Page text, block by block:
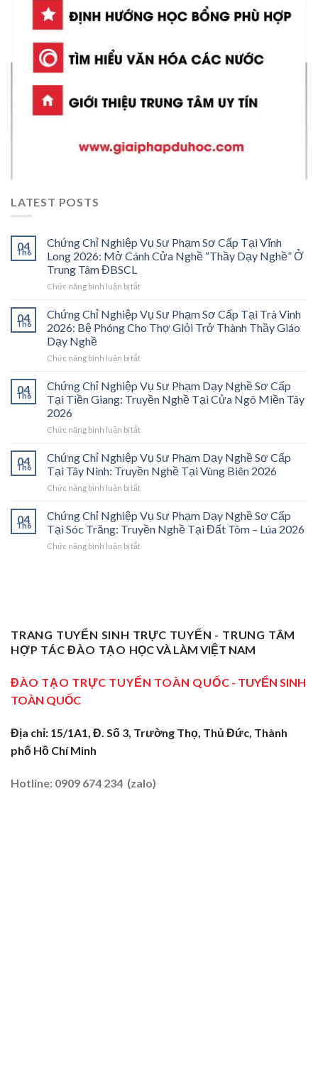
LATEST POSTS
04
Th6
Chứng Chỉ Nghiệp Vụ Sư Phạm Sơ Cấp Tại Vĩnh
Long 2026: Mở Cánh Cửa Nghề “Thầy Dạy Nghề” Ở
Trung Tâm ĐBSCL
Chức năng bình luận bị tắtở
Chỉ
Nghiệp
Vụ
Phạm
Cấp
Tại
Vĩnh
2026:
Cánh
Cửa
“Thầy
Nghề”
Ở
Tâm
04
Th6
Chứng Chỉ Nghiệp Vụ Sư Phạm Sơ Cấp Tại Trà Vinh
2026: Bệ Phóng Cho Thợ Giỏi Trở Thành Thầy Giáo
Dạy Nghề
Chức năng bình luận bị tắtở
Chỉ
Nghiệp
Vụ
Phạm
Cấp
Tại
Trà
Vinh
Bệ
Phóng
Cho
Thợ
Nghề
04
Th6
Chứng Chỉ Nghiệp Vụ Sư Phạm Dạy Nghề Sơ Cấp
Tại Tiền Giang: Truyền Nghề Tại Cửa Ngõ Miền Tây
2026
Chức năng bình luận bị tắtở
Chỉ
Nghiệp
Vụ
Sư
Dạy
Nghề
Sơ
Cấp
Cửa
Ngõ
Miền
2026
04
Th6
Chứng Chỉ Nghiệp Vụ Sư Phạm Dạy Nghề Sơ Cấp
Tại Tây Ninh: Truyền Nghề Tại Vùng Biên 2026
Chức năng bình luận bị tắtở
Chỉ
Nghiệp
Vụ
Sư
Tây
Ninh:
Truyền
Tại
04
Th6
Chứng Chỉ Nghiệp Vụ Sư Phạm Dạy Nghề Sơ Cấp
Tại Sóc Trăng: Truyền Nghề Tại Đất Tôm – Lúa 2026
Chức năng bình luận bị tắtở
Dạy
Nghề
Sơ
Tại
Nghề
Tại
Lúa
TRANG TUYỂN SINH TRỰC TUYẾN - TRUNG TÂM
HỢP TÁC ĐÀO TẠO HỌC VÀ LÀM VIỆT NAM
ĐÀO TẠO TRỰC TUYẾN TOÀN QUỐC - TUYỂN SINH
TOÀN QUỐC
Địa chỉ: 15/1A1, Đ. Số 3, Trường Thọ, Thủ Đức, Thành
phố Hồ Chí Minh
Hotline: 0909 674 234 (zalo)